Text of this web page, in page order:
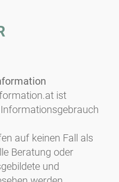
ist
auf keinen Fall als
Beratung oder
und